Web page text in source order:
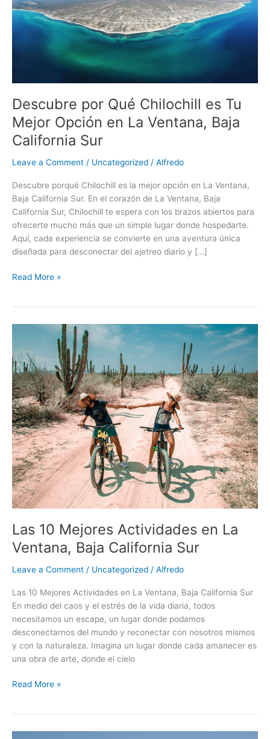
Descubre por Qué Chilochill es Tu
Mejor Opción en La Ventana, Baja
California Sur
Leave a Comment / Uncategorized / Alfredo
Descubre porqué Chilochill es la mejor opción en La Ventana,
Baja California Sur. En el corazón de La Ventana, Baja
California Sur, Chilochill te espera con los brazos abiertos para
ofrecerte mucho más que un simple lugar donde hospedarte.
Aquí, cada experiencia se convierte en una aventura única
diseñada para desconectar del ajetreo diario y […]
es
Tu
Mejor
Ventana,
Baja
California
Sur
Read More »
Las 10 Mejores Actividades en La
Ventana, Baja California Sur
Leave a Comment / Uncategorized / Alfredo
Las 10 Mejores Actividades en La Ventana, Baja California Sur
En medio del caos y el estrés de la vida diaria, todos
necesitamos un escape, un lugar donde podamos
desconectarnos del mundo y reconectar con nosotros mismos
y con la naturaleza. Imagina un lugar donde cada amanecer es
una obra de arte, donde el cielo
Mejores
Actividades
en
La
Ventana,
Baja
California
Sur
Read More »